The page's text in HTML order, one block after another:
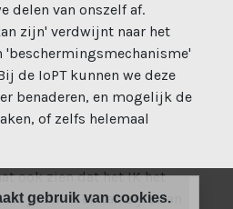
delen van onszelf af.
zijn' verdwijnt naar het
'beschermingsmechanisme'
de IoPT kunnen we deze
benaderen, en mogelijk de
of zelfs helemaal
ook zien dat het IK het
jouw IK er kan zijn, dan
gebruik van cookies.